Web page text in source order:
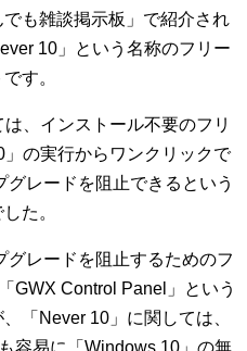
も雑談掲示板」で紹介され
10」という名称のフリー
す。
、インストール不要のフリ
の実行からワンクリックで
グレードを阻止できるという
た。
グレードを阻止するためのフ
GWX Control Panel」という
「Never 10」に関しては、
容易に「Windows 10」の無